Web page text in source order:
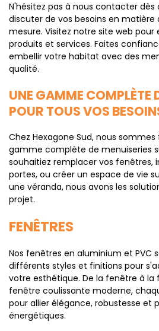
N'hésitez pas à nous contacter dès
discuter de vos besoins en matière
mesure. Visitez notre site web pour
produits et services. Faites
embellir votre habitat avec des
qualité.
UNE GAMME COMPLÈTE
POUR TOUS VOS
Chez Hexagone Sud, nous
gamme complète de menuiseries
souhaitiez remplacer vos fenêtres,
portes, ou créer un espace de vie
une véranda, nous avons les
projet.
FENÊTRES
Nos fenêtres en aluminium et PVC
différents styles et finitions pour
votre esthétique. De la fenêtre à la
fenêtre coulissante moderne,
pour allier élégance, robustesse et
énergétiques.